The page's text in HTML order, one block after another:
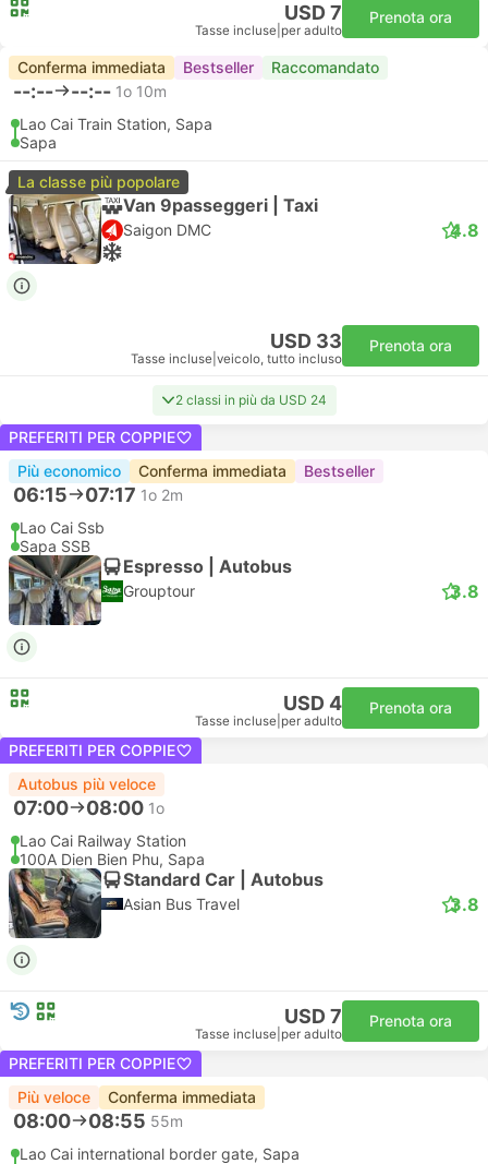
USD 7
Tasse incluse per adulto
Prenota ora
Conferma immediata Bestseller Raccomandato
--:-- --:-- 1o 10m
Lao Cai Train Station, Sapa
Sapa
La classe più popolare
Van 9passeggeri | Taxi
Saigon DMC 4.8
USD 33
Tasse incluse veicolo, tutto incluso
Prenota ora
2 classi in più da USD 24
PREFERITI PER COPPIE
Più economico
Conferma immediata Bestseller
06:15 07:17 1o 2m
Lao Cai Ssb
Sapa SSB
Espresso | Autobus
Grouptour 3.8
USD 4
Tasse incluse per adulto
Prenota ora
PREFERITI PER COPPIE
Autobus più veloce
07:00 08:00 1o
Lao Cai Railway Station
100A Dien Bien Phu, Sapa
Standard Car | Autobus
Asian Bus Travel 3.8
USD 7
Tasse incluse per adulto
Prenota ora
PREFERITI PER COPPIE
Più veloce
Conferma immediata
08:00 08:55 55m
Lao Cai international border gate, Sapa